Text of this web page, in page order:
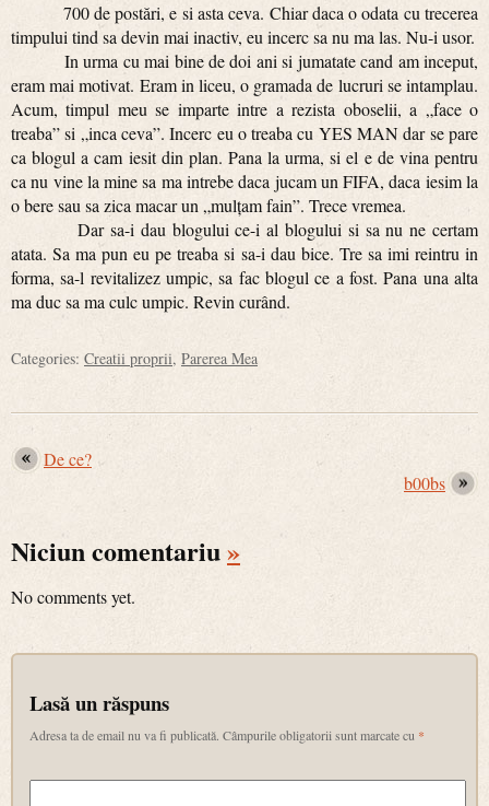
700 de postări, e si asta ceva. Chiar daca o odata cu trecerea
timpului tind sa devin mai inactiv, eu incerc sa nu ma las. Nu-i usor.
In urma cu mai bine de doi ani si jumatate cand am inceput,
eram mai motivat. Eram in liceu, o gramada de lucruri se intamplau.
Acum, timpul meu se imparte intre a rezista oboselii, a „face o
treaba” si „inca ceva”. Incerc eu o treaba cu YES MAN dar se pare
ca blogul a cam iesit din plan. Pana la urma, si el e de vina pentru
ca nu vine la mine sa ma intrebe daca jucam un FIFA, daca iesim la
o bere sau sa zica macar un „mulțam fain”. Trece vremea.
Dar sa-i dau blogului ce-i al blogului si sa nu ne certam
atata. Sa ma pun eu pe treaba si sa-i dau bice. Tre sa imi reintru in
forma, sa-l revitalizez umpic, sa fac blogul ce a fost. Pana una alta
ma duc sa ma culc umpic. Revin curând.
Categories: Creatii proprii, Parerea Mea
De ce?
b00bs
Niciun comentariu»
No comments yet.
Lasă un răspuns
Adresa ta de email nu va fi publicată. Câmpurile obligatorii sunt marcate cu *